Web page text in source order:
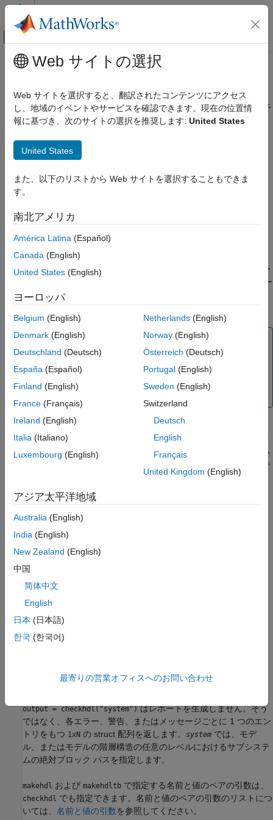
コンテンツへスキップ
オフキャンバス ナビゲーション メ
ドキュメンテーションのホーム
FPGA、ASIC、および SoC 開発
HDL Coder
モデルとアーキテクチャの設計
checkhdl
構文
説明
例
バージョン履歴
メインコンテンツ
checkhdl
HDL コード生成の互換性についてサブシステムまたはモデルをチ
ェックする
ページ内をすべて折りたたむ
構文
checkhdl
checkhdl(bdroot)
checkhdl(gcb)
output = checkhdl("system")
checkhdlは HDL コード生成チェック レポートを生成してレポー
トをターゲット フォルダーに保存し、新しいウィンドウにレポー
トを表示します。HDL コードを生成する前に、
してサブシステムまたはモデルをチェックします。
メモ
このコマンドを実行すると、Scopeブロックなどのブロ
ックの[シミュレーション開始時に開く]設定がアクティ
ブになるため、そのブロックを呼び出せるようになりま
す。
レポートには、互換性エラーと、問題の原因となった各ブロック
またはサブシステムへのリンクがリストされます。互換性のない
ブロックを強調表示および表示するには、モデルを開いたままで
レポート内の各リンクをクリックします。
レポート ファイルの名前はsystem_report.htmlです。system
は、checkhdlに渡されたサブシステムまたはモデルの名前です。
モデルまたはサブシステムが
ード生成が完了することを意味するわけではありません。
checkhdl
互換性を確認します。
checkhdl("dut")
ル名、モデル参照名、またはサブシステム名を調べます。
output = checkhdl("system")はレポートを生成しません。そう
ではなく、各エラー、警告、またはメッセージごとに 1 つのエン
トリをもつ 1xN の struct 配列を返します。 system では、モデ
ル、またはモデルの階層構造の任意のレベルにおけるサブシステ
ムの絶対ブロック パスを指定します。
makehdl および makehdltb で指定する名前と値のペアの引数は、
checkhdl でも指定できます。名前と値のペアの引数のリストにつ
いては、 名前と値の引数を参照してください。
Web サイトの選択
Web サイトを選択すると、翻訳されたコンテンツにアクセス
し、地域のイベントやサービスを確認できます。現在の位置情
報に基づき、次のサイトの選択を推奨します: United States
United States
また、以下のリストから Web サイトを選択することもできま
す。
南北アメリカ
América Latina (Español)
Canada (English)
United States (English)
ヨーロッパ
Belgium (English)
Denmark (English)
Deutschland (Deutsch)
España (Español)
Finland (English)
France (Français)
Ireland (English)
Italia (Italiano)
Luxembourg (English)
Netherlands(English)
Norway(English)
Österreich (Deutsch)
Portugal(English)
Sweden (English)
Switzerland
Deutsch
English
Français
United Kingdom (English)
アジア太平洋地域
Australia (English)
India (English)
New Zealand (English)
中国
简体中文
English
日本 (日本語)
한국 (한국어)
最寄りの営業オフィスへのお問い合わせ